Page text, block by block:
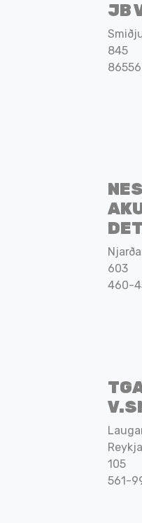
JB
845
603
460-
105
561-